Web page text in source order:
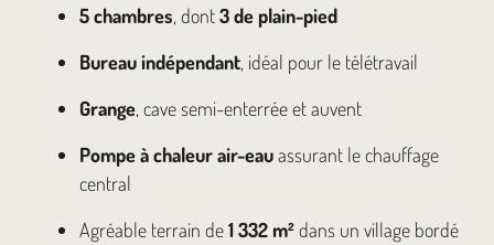
5 chambres, dont3 de plain-pied
Bureau indépendant, idéal pour le télétravail
Grange, cave semi-enterrée et auvent
Pompe à chaleur air-eauassurant le chauffage
central
Agréable terrain de1 332 m²dans un village bordé